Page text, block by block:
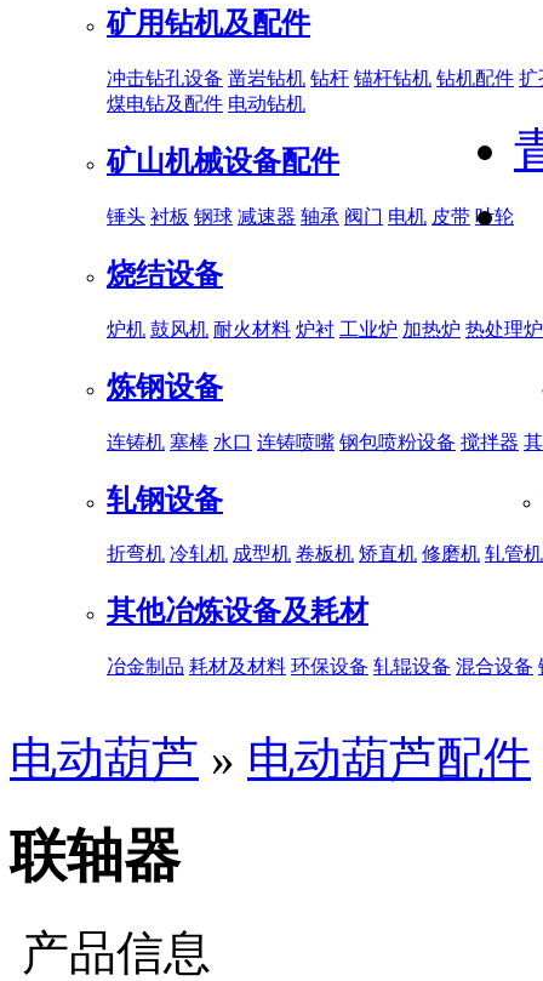
矿用钻机及配件
冲击钻孔设备 凿岩钻机 钻杆 锚杆钻机 钻机配件 扩
煤电钻及配件 电动钻机
矿山机械设备配件
锤头 衬板 钢球 减速器 轴承 阀门 电机 皮带 叶轮
烧结设备
炉机 鼓风机 耐火材料 炉衬 工业炉 加热炉 热处理炉
炼钢设备
连铸机 塞棒 水口 连铸喷嘴 钢包喷粉设备 搅拌器
轧钢设备
折弯机 冷轧机 成型机 卷板机 矫直机 修磨机 轧管机
其他冶炼设备及耗材
冶金制品 耗材及材料 环保设备 轧辊设备 混合设备
电动葫芦 » 电动葫芦配件
联轴器
产品信息